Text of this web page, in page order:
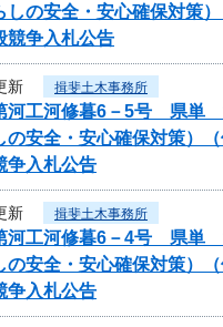
しの安全・安心確保対策
競争入札公告
新 揖斐土木事務所
河工河修暮6－5号 県単
の安全・安心確保対策）
争入札公告
新 揖斐土木事務所
河工河修暮6－4号 県単
の安全・安心確保対策）
争入札公告